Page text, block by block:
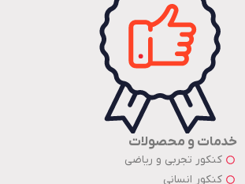
خدمات و محصولات
کنکور تجربی و ریاضی
کنکور انسانی